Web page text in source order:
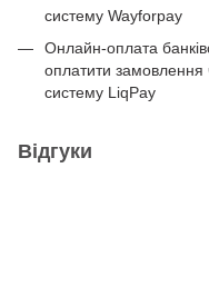
систему Wayforpay
Онлайн-оплата
оплатити замовлення
систему LiqPay
Відгуки